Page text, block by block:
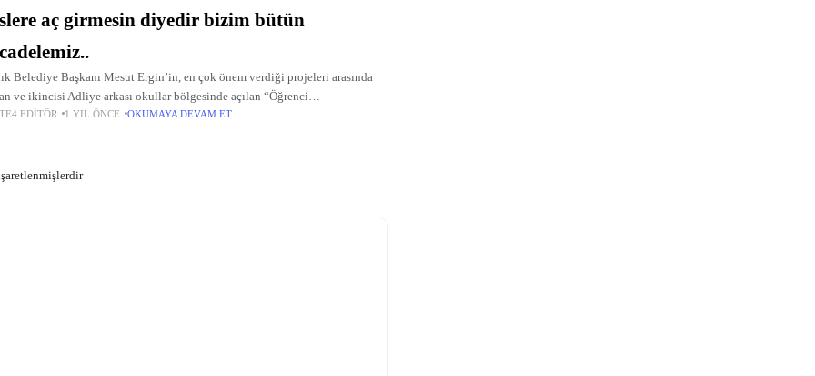
aç girmesin diyedir bizim bütün
Belediye Başkanı Mesut Ergin’in, en çok önem verdiği projeleri arasında
ve ikincisi Adliye arkası okullar bölgesinde açılan “Öğrenci
her gün binlerce öğrenci yararlanıyor.
EDITÖR 1 YIL ÖNCE OKUMAYA DEVAM ET